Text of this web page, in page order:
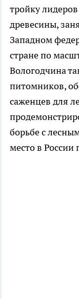
тройку
древесины,
Западном
стране по
Вологодчина
питомников,
саженцев для
борьбе с
место в России